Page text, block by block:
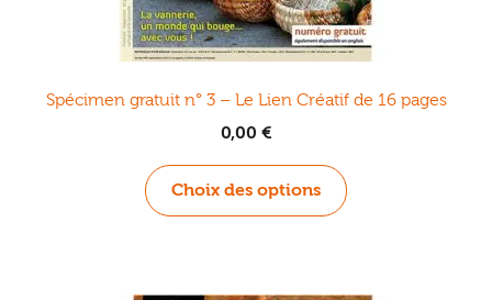
Spécimen gratuit n° 3 – Le Lien Créatif de 16 pages
0,00 €
Choix des options
Ce
produit